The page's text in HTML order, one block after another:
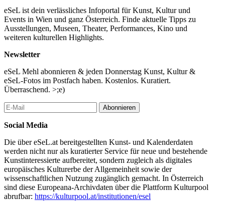
eSeL ist dein verlässliches Infoportal für Kunst, Kultur und
Events in Wien und ganz Österreich. Finde aktuelle Tipps zu
Ausstellungen, Museen, Theater, Performances, Kino und
weiteren kulturellen Highlights.
Newsletter
eSeL Mehl abonnieren & jeden Donnerstag Kunst, Kultur &
eSeL-Fotos im Postfach haben. Kostenlos. Kuratiert.
Überraschend. >;e)
Abonnieren
Social Media
Die über eSeL.at bereitgestellten Kunst- und Kalenderdaten
werden nicht nur als kuratierter Service für neue und bestehende
Kunstinteressierte aufbereitet, sondern zugleich als digitales
europäisches Kulturerbe der Allgemeinheit sowie der
wissenschaftlichen Nutzung zugänglich gemacht. In Österreich
sind diese Europeana-Archivdaten über die Plattform Kulturpool
abrufbar: https://kulturpool.at/institutionen/esel